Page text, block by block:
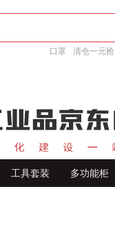
口罩 清仓一元抢
工具套装 多功能柜